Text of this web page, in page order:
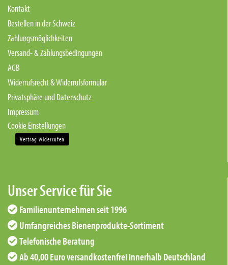
Kontakt
Bestellen in der Schweiz
Zahlungsmöglichkeiten
Versand- & Zahlungsbedingungen
AGB
Widerrufsrecht & Widerrufsformular
Privatsphäre und Datenschutz
Impressum
Cookie Einstellungen
Vertrag widerrufen
Unser Service für Sie
Familienunternehmen seit 1996
Umfangreiches Bienenprodukte-Sortiment
Telefonische Beratung
Ab 40,00 Euro versandkostenfrei innerhalb Deutschland